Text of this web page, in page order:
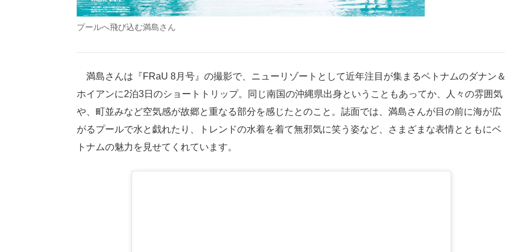
プールへ飛び込む満島さん
満島さんは『FRaU 8月号』の撮影で、ニューリゾートとして近年注目が集まるベトナムのダナン＆
ホイアンに2泊3日のショートトリップ。同じ南国の沖縄県出身ということもあってか、人々の雰囲気
や、町並みなど空気感が故郷と重なる部分を感じたとのこと。誌面では、満島さんが目の前に海が広
がるプールで水と戯れたり、トレンドの水着を着て無邪気に笑う姿など、さまざまな表情とともにベ
トナムの魅力を見せてくれています。